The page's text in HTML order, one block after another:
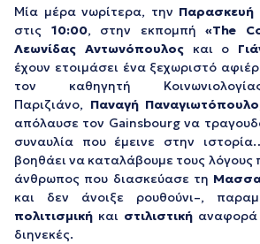
Μία μέρα νωρίτερα, την Παρασκευή
στις 10:00, στην εκπομπή «The
Λεωνίδας Αντωνόπουλοςκαι ο
έχουν ετοιμάσει ένα ξεχωριστό
τον καθηγητή
Παριζιάνο, Παναγή Παναγιωτόπουλο
απόλαυσε τον Gainsbourg να
συναυλία που έμεινε στην
βοηθάει να καταλάβουμε τους λόγους
άνθρωπος που διασκεύασε τη
και δεν άνοιξε ρουθούνι–,
πολιτισμική και στιλιστική αναφορά
διηνεκές.